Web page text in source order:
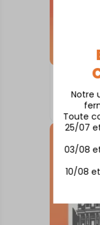
Notre
Toute
25/07
03/08
10/08
À partir de